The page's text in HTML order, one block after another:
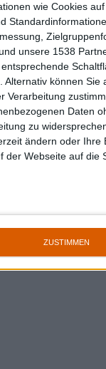
wie Cookies
unsere 1538
können Sie
Verarbeitung
Daten
zu
ändern oder Ihre
der Webseite auf die
ZUSTIMMEN